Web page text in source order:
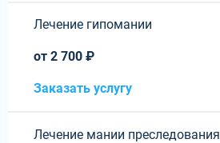
Лечение гипомании
от 2 700 ₽
Заказать услугу
Лечение мании преследования